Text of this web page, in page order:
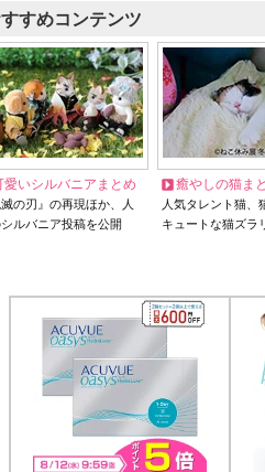
すめコンテンツ
愛いシルバニアまとめ
滅の刃』の再現ほか、人
ルバニア投稿を公開
癒やしの猫ま
人気タレント猫
キュートな猫ズラ